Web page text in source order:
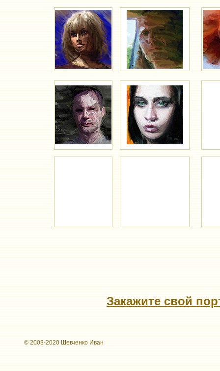
Закажите свой
© 2003-2020 Шевченко Иван